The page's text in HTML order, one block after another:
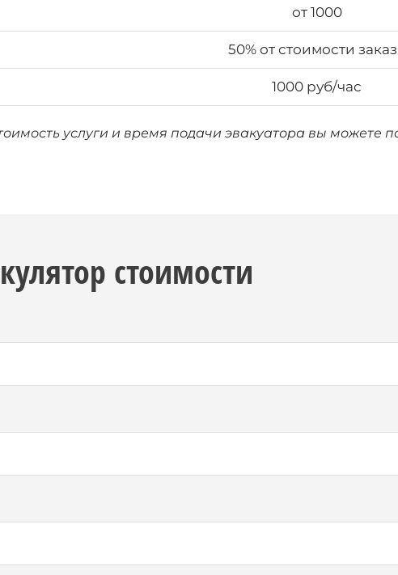
от 1000
50% от стоимости
1000 руб/час
услуги и время подачи эвакуатора вы можете
стоимости